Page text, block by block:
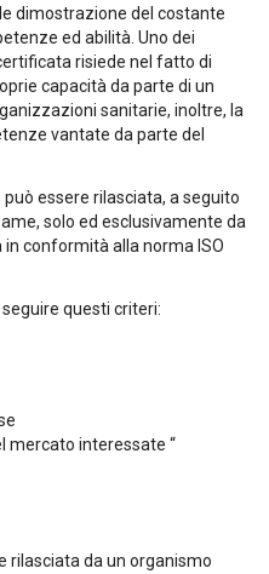
dimostrazione del costante
ed abilità. Uno dei
risiede nel fatto di
capacità da parte di un
sanitarie, inoltre, la
vantate da parte del
essere rilasciata, a seguito
solo ed esclusivamente da
in conformità alla norma ISO
questi criteri:
mercato interessate “
rilasciata da un organismo